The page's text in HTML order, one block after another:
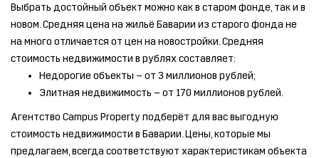
Выбрать достойный объект можно как в старом фонде, так и в
новом. Средняя цена на жильё Баварии из старого фонда не
на много отличается от цен на новостройки. Средняя
стоимость недвижимости в рублях составляет:
Недорогие объекты – от 3 миллионов рублей;
Элитная недвижимость – от 170 миллионов рублей.
Агентство Campus Property подберёт для вас выгодную
стоимость недвижимости в Баварии. Цены, которые мы
предлагаем, всегда соответствуют характеристикам объекта